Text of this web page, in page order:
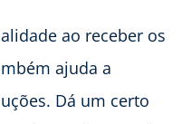
ao receber os
ajuda a
Dá um certo